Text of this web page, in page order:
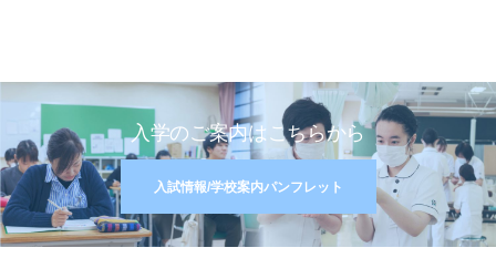
入学のご案内はこちらから
入試情報/学校案内パンフレット